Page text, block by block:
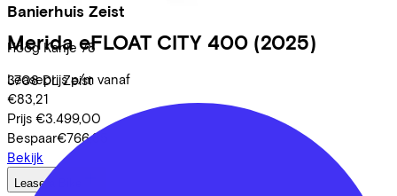
Banierhuis Zeist
Hoog Kanje 78
3708 DL Zeist
Merida eFLOAT CITY 400 (2025)
Leaseprijs p/m vanaf
€83,21
Prijs €3.499,00
Bespaar€766,85
Bekijk
Lease a Bike